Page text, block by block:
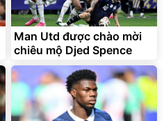
Force C14 gấp gọn bỏ cốp
tiện lợi
9.900.000đ
7.092.000đ
Đang xem nhiều
G-FORCE VIETNA
Man Utd được chào mời
chiêu mộ Djed Spence